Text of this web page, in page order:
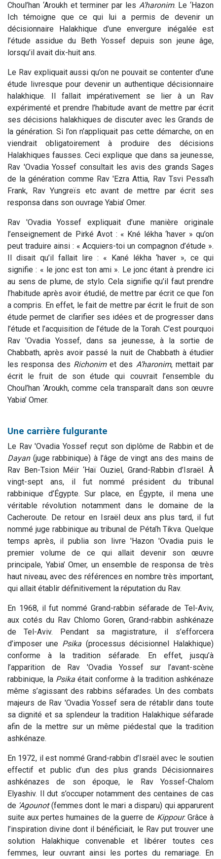
Choul’han ‘Aroukh et terminer par les A’haronim. Le ‘Hazon
Ich témoigne que ce qui lui a permis de devenir un
décisionnaire Halakhique d’une envergure inégalée est
l’étude assidue du Beth Yossef depuis son jeune âge,
lorsqu’il avait dix-huit ans.
Le Rav expliquait aussi qu’on ne pouvait se contenter d’une
étude livresque pour devenir un authentique décisionnaire
halakhique. Il fallait impérativement se lier à un Rav
expérimenté et prendre l’habitude avant de mettre par écrit
ses décisions halakhiques de discuter avec les Grands de
la génération. Si l’on n’appliquait pas cette démarche, on en
viendrait obligatoirement à produire des décisions
Halakhiques fausses. Ceci explique que dans sa jeunesse,
Rav 'Ovadia Yossef consultait les avis des grands Sages
de la génération comme Rav 'Ezra Attia, Rav Tsvi Pessa’h
Frank, Rav Yungreïs etc avant de mettre par écrit ses
responsa dans son ouvrage Yabia’ Omer.
Rav 'Ovadia Yossef expliquait d’une manière originale
l’enseignement de Pirké Avot : « Kné lékha ‘haver » qu’on
peut traduire ainsi : « Acquiers-toi un compagnon d’étude ».
Il disait qu’il fallait lire : « Kané lékha ‘haver », ce qui
signifie : « le jonc est ton ami ». Le jonc étant à prendre ici
au sens de plume, de stylo. Cela signifie qu’il faut prendre
l’habitude après avoir étudié, de mettre par écrit ce que l’on
a compris. En effet, le fait de mettre par écrit le fruit de son
étude permet de clarifier ses idées et de progresser dans
l’étude et l’acquisition de l’étude de la Torah. C’est pourquoi
Rav 'Ovadia Yossef, dans sa jeunesse, à la sortie de
Chabbath, après avoir passé la nuit de Chabbath à étudier
les responsa des Richonimet des A’haronim, mettait par
écrit le fruit de son étude qui couvrait l’ensemble du
Choul’han ‘Aroukh, comme cela transparaît dans son œuvre
Yabia’ Omer.
Une carrière fulgurante
Le Rav 'Ovadia Yossef reçut son diplôme de Rabbin et de
Dayan(juge rabbinique) à l’âge de vingt ans des mains de
Rav Ben-Tsion Méïr ‘Haï Ouziel, Grand-Rabbin d’Israël. À
vingt-sept ans, il fut nommé président du tribunal
rabbinique d’Égypte. Sur place, en Égypte, il mena une
véritable révolution notamment dans le domaine de la
Cacheroute. De retour en Israël deux ans plus tard, il fut
nommé juge rabbinique au tribunal de Péta’h Tikva. Quelque
temps après, il publia son livre 'Hazon 'Ovadia puis le
premier volume de ce qui allait devenir son œuvre
principale, Yabia’ Omer, un ensemble de responsa de très
haut niveau, avec des références en nombre très important,
qui allait établir définitivement la réputation du Rav.
En 1968, il fut nommé Grand-rabbin séfarade de Tel-Aviv,
aux cotés du Rav Chlomo Goren, Grand-rabbin ashkénaze
de Tel-Aviv. Pendant sa magistrature, il s’efforcera
d’imposer une Psika (processus décisionnel Halakhique)
conforme à la tradition séfarade. En effet, jusqu’à
l’apparition de Rav 'Ovadia Yossef sur l’avant-scène
rabbinique, la Psika était conforme à la tradition ashkénaze
même s’agissant des rabbins séfarades. Un des combats
majeurs de Rav 'Ovadia Yossef sera de rétablir dans toute
sa dignité et sa splendeur la tradition Halakhique séfarade
afin de la mettre sur un même piédestal que la tradition
ashkénaze.
En 1972, il est nommé Grand-rabbin d’Israël avec le soutien
effectif et public d’un des plus grands Décisionnaires
ashkénazes de son époque, le Rav Yossef-Chalom
Elyashiv. Il dut s’occuper notamment des centaines de cas
de 'Agounot(femmes dont le mari a disparu) qui apparurent
suite aux pertes humaines de la guerre de Kippour. Grâce à
l’inspiration divine dont il bénéficiait, le Rav put trouver une
solution Halakhique convenable et libérer toutes ces
femmes, leur ouvrant ainsi les portes du remariage. En